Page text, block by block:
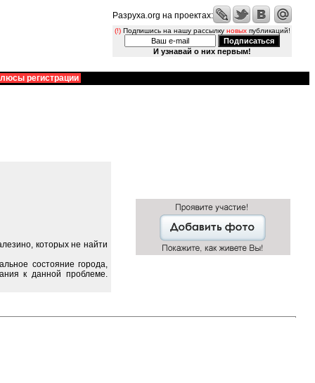
Разруха.org на проектах:
(!)Подпишись на нашу рассылку новыхпубликаций!
И узнавай о них первым!
регистрации
которых не найти
состояние города,
к данной проблеме.